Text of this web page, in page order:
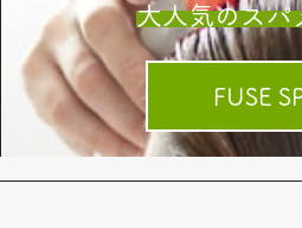
大人気のスパ
FUSE